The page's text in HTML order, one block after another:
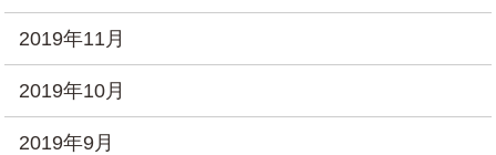
2019年11月
2019年10月
2019年9月